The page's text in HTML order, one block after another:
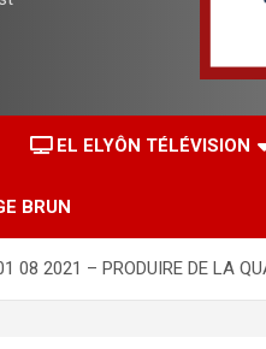
EL ELYÔN TÉLÉVISION
BRUN
08 2021 – PRODUIRE DE LA